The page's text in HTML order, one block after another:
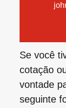
Se você
cotação
vontade
seguinte